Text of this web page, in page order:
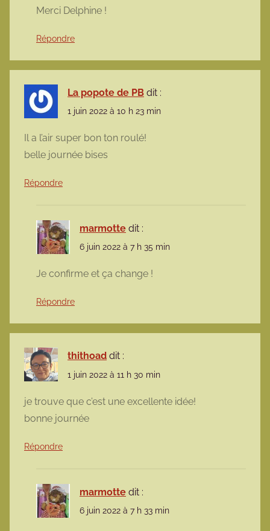
Merci Delphine !
Répondre
La popote de PB dit :
1 juin 2022 à 10 h 23 min
Il a l’air super bon ton roulé!
belle journée bises
Répondre
marmotte dit :
6 juin 2022 à 7 h 35 min
Je confirme et ça change !
Répondre
thithoad dit :
1 juin 2022 à 11 h 30 min
je trouve que c’est une excellente idée!
bonne journée
Répondre
marmotte dit :
6 juin 2022 à 7 h 33 min